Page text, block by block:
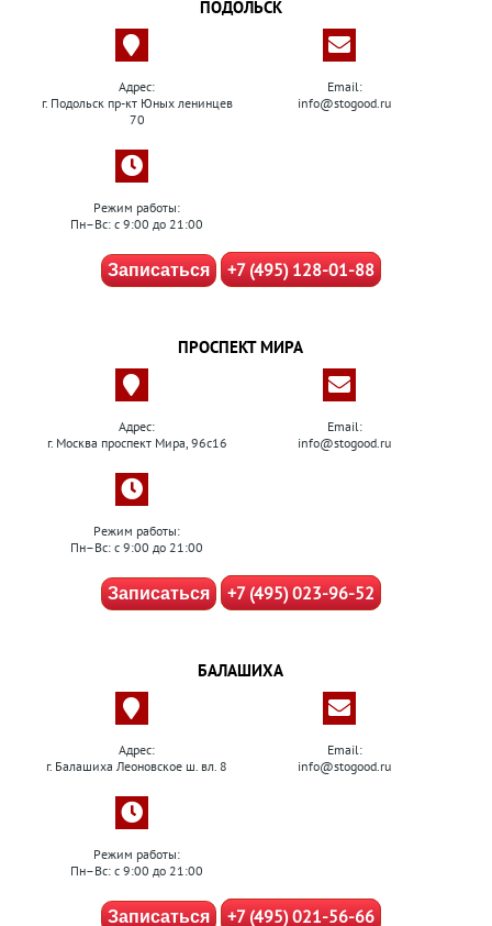
ПОДОЛЬСК
Адрес:
г. Подольск пр-кт Юных ленинцев
70
Email:
info@stogood.ru
Режим работы:
Пн–Вс: с 9:00 до 21:00
Записаться +7 (495) 128-01-88
ПРОСПЕКТ МИРА
Адрес:
г. Москва проспект Мира, 96с16
Email:
info@stogood.ru
Режим работы:
Пн–Вс: с 9:00 до 21:00
Записаться +7 (495) 023-96-52
БАЛАШИХА
Адрес:
г. Балашиха Леоновское ш. вл. 8
Email:
info@stogood.ru
Режим работы:
Пн–Вс: с 9:00 до 21:00
Записаться +7 (495) 021-56-66